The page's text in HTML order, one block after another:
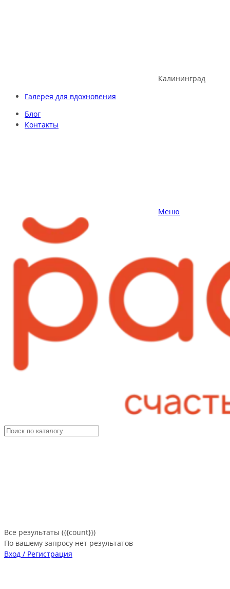
Калининград
Галерея для вдохновения
Блог
Контакты
Меню
Все результаты ({{count}})
По вашему запросу нет результатов
Вход / Регистрация